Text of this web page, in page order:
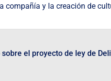
compañía y la creación de
el proyecto de ley de